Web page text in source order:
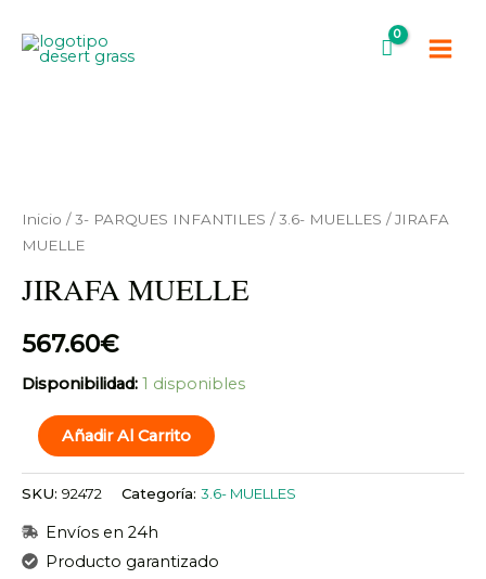
Inicio /3- PARQUES INFANTILES /3.6- MUELLES / JIRAFA
MUELLE
JIRAFA MUELLE
567.60€
Disponibilidad: 1 disponibles
cantidad
Añadir Al Carrito
SKU: 92472 Categoría: 3.6- MUELLES
Envíos en 24h
Producto garantizado